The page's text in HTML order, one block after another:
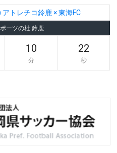
トレチコ鈴鹿 × 東海FC
ーツの杜 鈴鹿
10
分
21
秒